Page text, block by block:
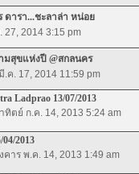
ารา...ชะลาล่า หน่อย
27, 2014 3:15 pm
มสุขแห่งปี @สกลนคร
.ค. 17, 2014 11:59 pm
Ladprao 13/07/2013
ทิตย์ ก.ค. 14, 2013 5:24 am
2013
คาร พ.ค. 14, 2013 1:49 am